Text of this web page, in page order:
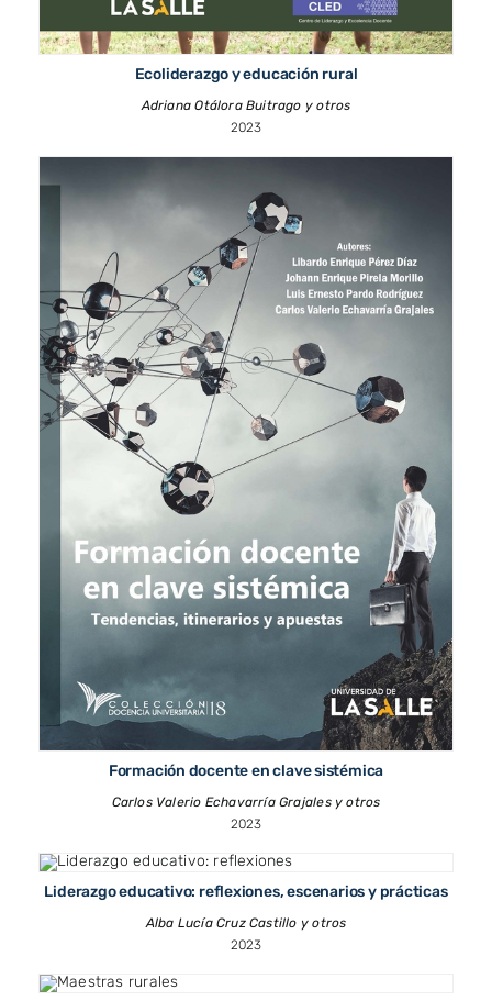
Ecoliderazgo y educación rural
Adriana Otálora Buitrago y otros
2023
Formación docente en clave sistémica
Carlos Valerio Echavarría Grajales y otros
2023
Liderazgo educativo: reflexiones, escenarios y prácticas
Alba Lucía Cruz Castillo y otros
2023